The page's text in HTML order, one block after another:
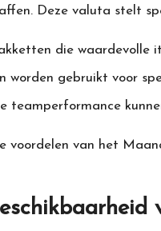
Deze valuta stelt
die waardevolle
worden gebruikt voor
teamperformance
voordelen van het